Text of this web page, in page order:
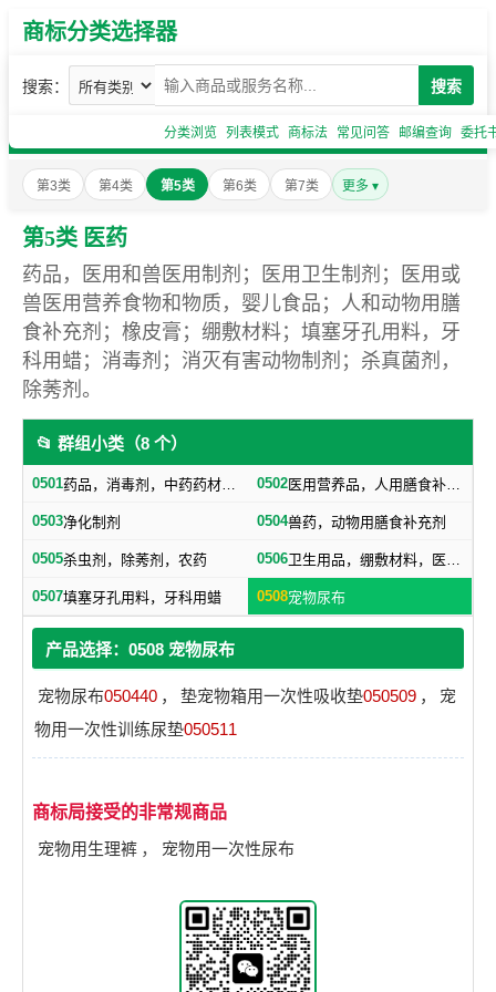
商标分类选择器
搜索： 搜索
分类浏览 列表模式 商标法 常见问答 邮编查询 委托
第3类 第4类 第5类 第6类 第7类 更多 ▾
第5类 医药
药品，医用和兽医用制剂；医用卫生制剂；医用或
兽医用营养食物和物质，婴儿食品；人和动物用膳
食补充剂；橡皮膏；绷敷材料；填塞牙孔用料，牙
科用蜡；消毒剂；消灭有害动物制剂；杀真菌剂，
除莠剂。
📂 群组小类（8 个）
0501 药品，消毒剂，中药药材，药酒 0502 医用营养品，人用膳食补充剂，婴儿食品
0503净化制剂 0504兽药，动物用膳食补充剂
0505杀虫剂，除莠剂，农药 0506 卫生用品，绷敷材料，医用保健袋
0507填塞牙孔用料，牙科用蜡 0508宠物尿布
产品选择：0508 宠物尿布
宠物尿布050440 ， 垫宠物箱用一次性吸收垫050509 ，
宠
物用一次性训练尿垫050511
商标局接受的非常规商品
宠物用生理裤 ， 宠物用一次性尿布